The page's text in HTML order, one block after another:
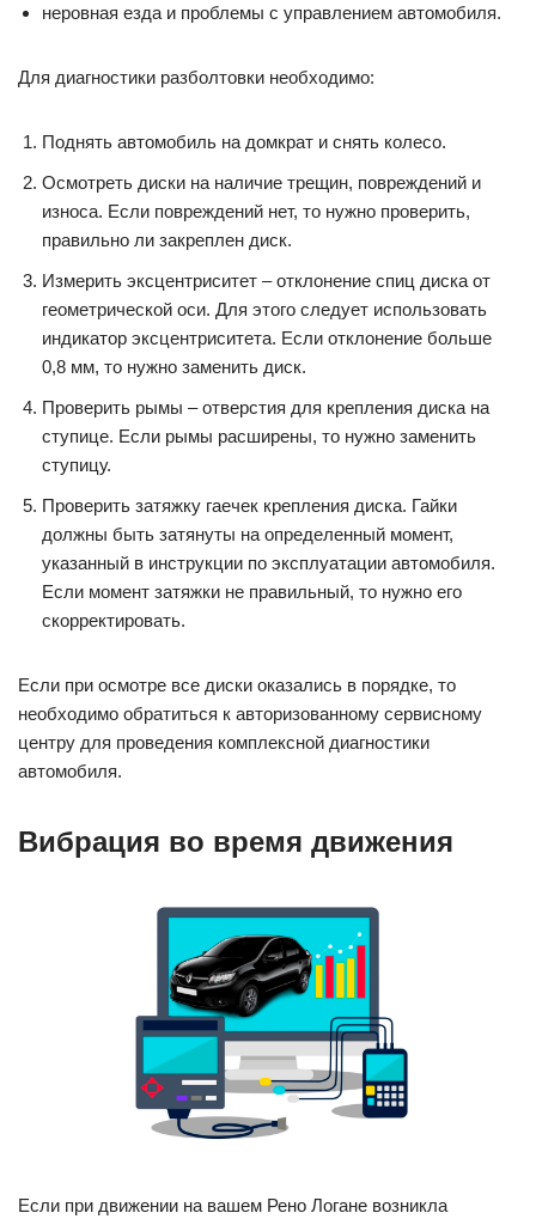
неровная езда и проблемы с управлением автомобиля.
Для диагностики разболтовки необходимо:
Поднять автомобиль на домкрат и снять колесо.
Осмотреть диски на наличие трещин, повреждений и
износа. Если повреждений нет, то нужно проверить,
правильно ли закреплен диск.
Измерить эксцентриситет – отклонение спиц диска от
геометрической оси. Для этого следует использовать
индикатор эксцентриситета. Если отклонение больше
0,8 мм, то нужно заменить диск.
Проверить рымы – отверстия для крепления диска на
ступице. Если рымы расширены, то нужно заменить
ступицу.
Проверить затяжку гаечек крепления диска. Гайки
должны быть затянуты на определенный момент,
указанный в инструкции по эксплуатации автомобиля.
Если момент затяжки не правильный, то нужно его
скорректировать.
Если при осмотре все диски оказались в порядке, то
необходимо обратиться к авторизованному сервисному
центру для проведения комплексной диагностики
автомобиля.
Вибрация во время движения
Если при движении на вашем Рено Логане возникла